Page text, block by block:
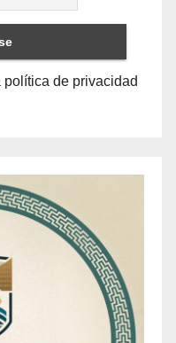
de privacidad